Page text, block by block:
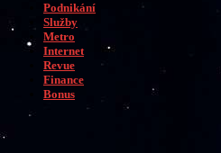
Podnikání
Služby
Metro
Internet
Revue
Finance
Bonus